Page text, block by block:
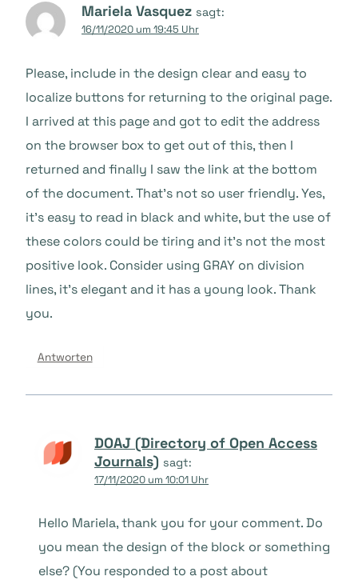
Mariela Vasquez sagt:
16/11/2020 um 19:45 Uhr
Please, include in the design clear and easy to
localize buttons for returning to the original page.
I arrived at this page and got to edit the address
on the browser box to get out of this, then I
returned and finally I saw the link at the bottom
of the document. That’s not so user friendly. Yes,
it’s easy to read in black and white, but the use of
these colors could be tiring and it’s not the most
positive look. Consider using GRAY on division
lines, it’s elegant and it has a young look. Thank
you.
Antworten
DOAJ (Directory of Open Access
Journals) sagt:
17/11/2020 um 10:01 Uhr
Hello Mariela, thank you for your comment. Do
you mean the design of the block or something
else? (You responded to a post about